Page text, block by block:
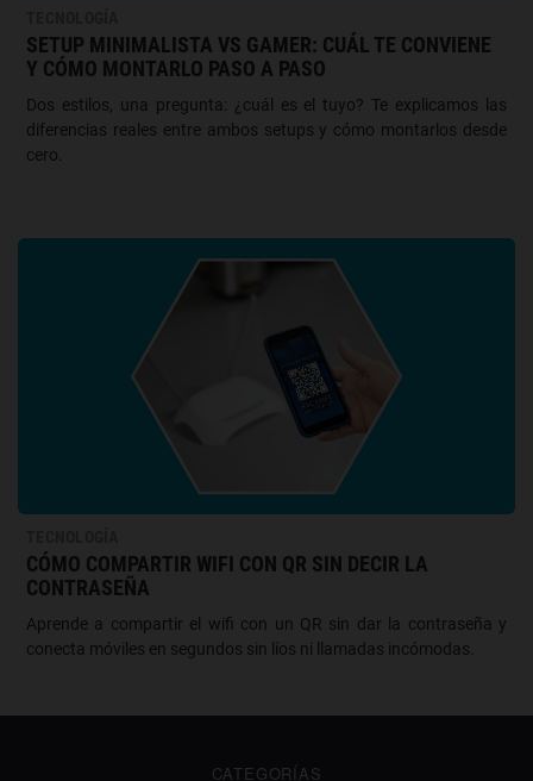
SETUP MINIMALISTA VS GAMER: CUÁL TE CONVIENE
Y CÓMO MONTARLO PASO A PASO
Dos estilos, una pregunta: ¿cuál es el tuyo? Te explicamos las
diferencias reales entre ambos setups y cómo montarlos desde
cero.
CÓMO COMPARTIR WIFI CON QR SIN DECIR LA
CONTRASEÑA
Aprende a compartir el wifi con un QR sin dar la contraseña y
conecta móviles en segundos sin líos ni llamadas incómodas.
CATEGORÍAS